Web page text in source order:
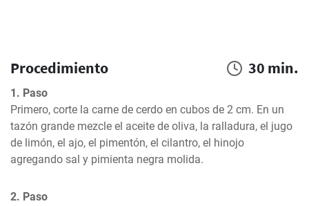
Procedimiento 30 min.
1. Paso
Primero, corte la carne de cerdo en cubos de 2 cm. En un
tazón grande mezcle el aceite de oliva, la ralladura, el jugo
de limón, el ajo, el pimentón, el cilantro, el hinojo
agregando sal y pimienta negra molida.
2. Paso